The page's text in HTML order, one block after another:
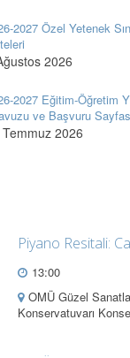
2027 Özel Yetenek
2026
2027 Eğitim-Öğretim
ve Başvuru
2026
Piyano Resitali:
13:00
OMÜ Güzel
Konservatuvarı